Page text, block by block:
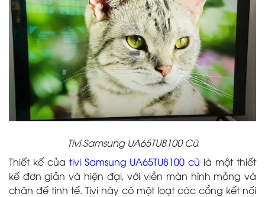
Tivi Samsung UA65TU8100 Cũ
Thiết kế của tivi Samsung UA65TU8100 cũ là một thiết
kế đơn giản và hiện đại, với viền màn hình mỏng và
chân đế tinh tế. Tivi này có một loạt các cổng kết nối